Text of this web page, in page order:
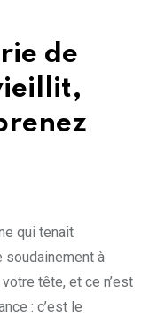
de
qui tenait
soudainement à
tête, et ce n’est
: c’est le